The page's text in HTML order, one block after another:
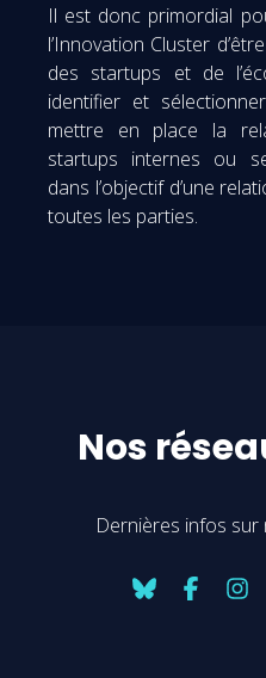
Il est donc primordial
l’Innovation Cluster
des startups et de
identifier et
mettre en place la
startups internes ou
dans l’objectif d’une
toutes les parties.
Nos
Dernières infos